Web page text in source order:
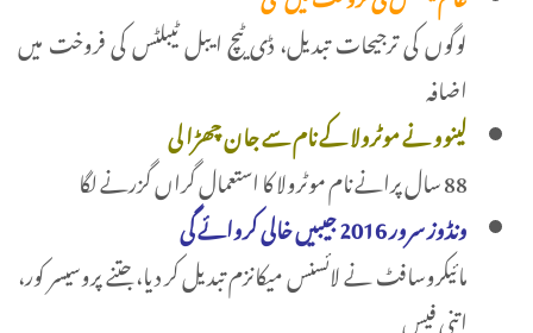
لوگوں کی ترجیحات تبدیل، ڈی ٹیچ ایبل ٹیبلٹس کی فروخت میں
اضافہ
لینوو نے موٹرولا کے نام سے جان چھڑا لی
88 سال پرانے نام موٹرولا کا استعمال گراں گزرنے لگا
ونڈوز سرور 2016 جیبیں خالی کروائے گی
مائیکروسافٹ نے لائسنس میکانزم تبدیل کر دیا، جتنے پروسیسر کور،
اتنی فیس